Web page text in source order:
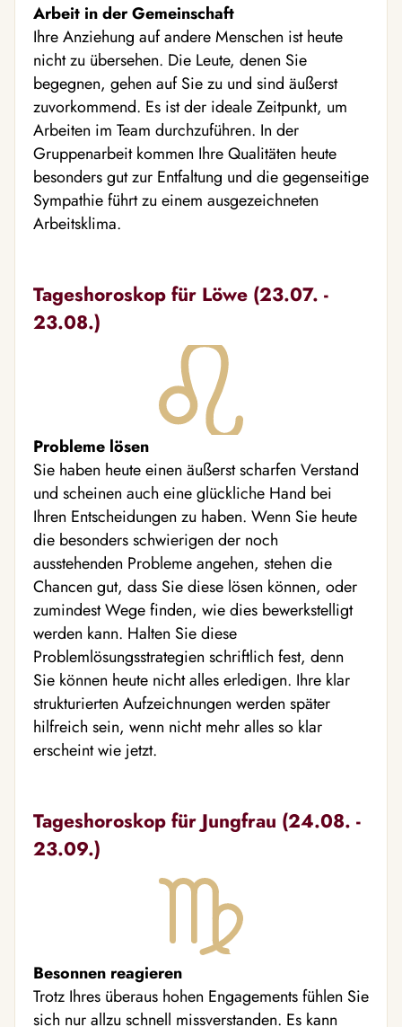
Arbeit in der Gemeinschaft
Ihre Anziehung auf andere Menschen ist heute
nicht zu übersehen. Die Leute, denen Sie
begegnen, gehen auf Sie zu und sind äußerst
zuvorkommend. Es ist der ideale Zeitpunkt, um
Arbeiten im Team durchzuführen. In der
Gruppenarbeit kommen Ihre Qualitäten heute
besonders gut zur Entfaltung und die gegenseitige
Sympathie führt zu einem ausgezeichneten
Arbeitsklima.
Tageshoroskop für Löwe (23.07. -
23.08.)
Probleme lösen
Sie haben heute einen äußerst scharfen Verstand
und scheinen auch eine glückliche Hand bei
Ihren Entscheidungen zu haben. Wenn Sie heute
die besonders schwierigen der noch
ausstehenden Probleme angehen, stehen die
Chancen gut, dass Sie diese lösen können, oder
zumindest Wege finden, wie dies bewerkstelligt
werden kann. Halten Sie diese
Problemlösungsstrategien schriftlich fest, denn
Sie können heute nicht alles erledigen. Ihre klar
strukturierten Aufzeichnungen werden später
hilfreich sein, wenn nicht mehr alles so klar
erscheint wie jetzt.
Tageshoroskop für Jungfrau (24.08. -
23.09.)
Besonnen reagieren
Trotz Ihres überaus hohen Engagements fühlen Sie
sich nur allzu schnell missverstanden. Es kann